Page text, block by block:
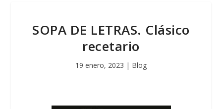
SOPA DE LETRAS. Clásico
recetario
19 enero, 2023 | Blog